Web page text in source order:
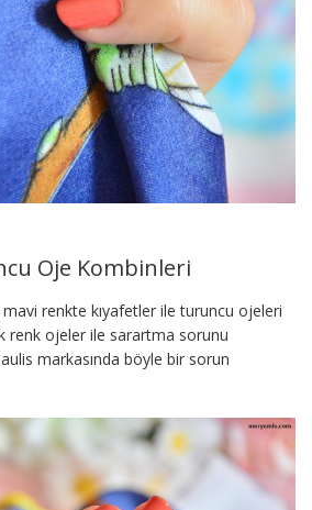
Oje Kombinleri
renkte kıyafetler ile turuncu ojeleri
renk ojeler ile sarartma sorunu
markasında böyle bir sorun